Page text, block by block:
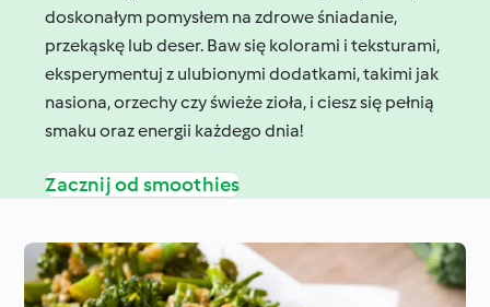
doskonałym pomysłem na zdrowe śniadanie,
przekąskę lub deser. Baw się kolorami i teksturami,
eksperymentuj z ulubionymi dodatkami, takimi jak
nasiona, orzechy czy świeże zioła, i ciesz się pełnią
smaku oraz energii każdego dnia!
Zacznij od smoothies